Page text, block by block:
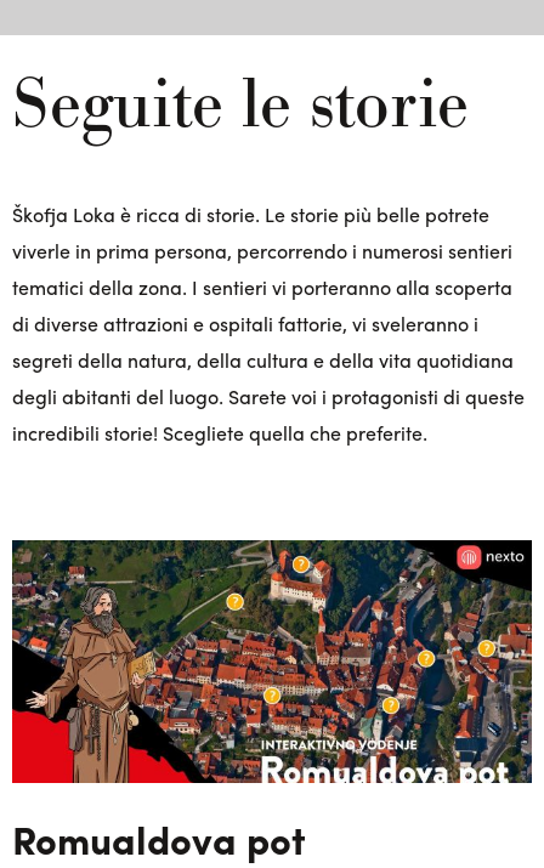
Seguite le storie
Škofja Loka è ricca di storie. Le storie più belle potrete
viverle in prima persona, percorrendo i numerosi sentieri
tematici della zona. I sentieri vi porteranno alla scoperta
di diverse attrazioni e ospitali fattorie, vi sveleranno i
segreti della natura, della cultura e della vita quotidiana
degli abitanti del luogo. Sarete voi i protagonisti di queste
incredibili storie! Scegliete quella che preferite.
Romualdova pot